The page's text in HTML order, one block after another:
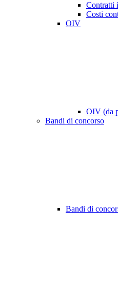
Contratti
Costi
OIV
OIV (da
Bandi di concorso
Bandi di